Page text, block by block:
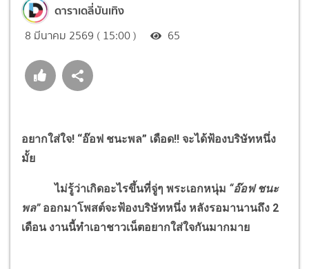
ดาราเดลี่บันเทิง
8 มีนาคม 2569 ( 15:00 ) 65
อยากใส่ใจ! “อ๊อฟ ชนะพล” เดือด!! จะได้ฟ้องบริษัทหนึ่ง
มั้ย
ไม่รู้ว่าเกิดอะไรขึ้นที่จู่ๆ พระเอกหนุ่ม “อ๊อฟ ชนะ
พล”ออกมาโพสต์จะฟ้องบริษัทหนึ่ง หลังรอมานานถึง 2
เดือน งานนี้ทำเอาชาวเน็ตอยากใส่ใจกันมากมาย